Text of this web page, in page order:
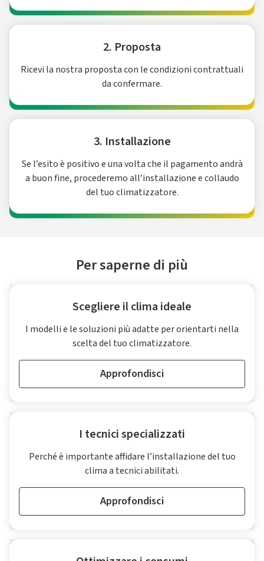
2. Proposta
Ricevi la nostra proposta con le condizioni contrattuali
da confermare.
3. Installazione
Se l’esito è positivo e una volta che il pagamento andrà
a buon fine, procederemo all’installazione e collaudo
del tuo climatizzatore.
Per saperne di più
Scegliere il clima ideale
I modelli e le soluzioni più adatte per orientarti nella
scelta del tuo climatizzatore.
Approfondisci
I tecnici specializzati
Perché è importante affidare l’installazione del tuo
clima a tecnici abilitati.
Approfondisci